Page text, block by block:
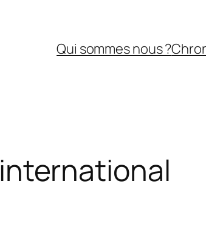
Qui sommes nous ?
international